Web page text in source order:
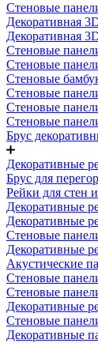
Стеновые
Декоративная
Декоративная
Стеновые
Стеновые
Стеновые
Стеновые
Стеновые
Стеновые
Брус
Декоративные
Брус для
Рейки для стен
Декоративные
Декоративные
Стеновые
Декоративные
Акустические
Стеновые
Стеновые
Декоративные
Стеновые
Декоративные